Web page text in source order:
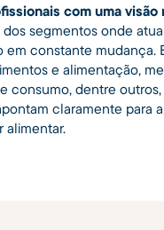
com uma
segmentos onde
constante mudança.
e alimentação,
consumo, dentre
claramente para
alimentar.